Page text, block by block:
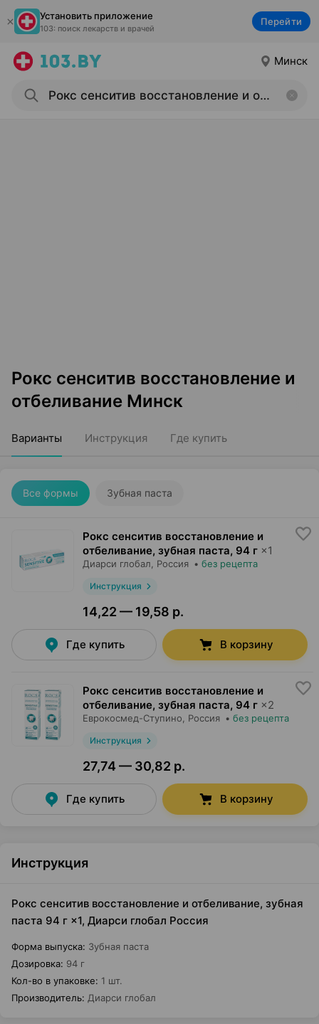
Установить приложение
103: поиск лекарств и врачей
Перейти
Минск
Рокс сенситив восстановление и
отбеливание Минск
Варианты Инструкция Где купить
Все формы Зубная паста
Рокс сенситив восстановление и
отбеливание, зубная паста, 94 г ×1
Диарси глобал , Россия • без рецепта
Инструкция
14,22 — 19,58 р.
Где купить В корзину
Рокс сенситив восстановление и
отбеливание, зубная паста, 94 г ×2
Еврокосмед-Ступино , Россия • без рецепта
Инструкция
27,74 — 30,82 р.
Где купить В корзину
Инструкция
Рокс сенситив восстановление и отбеливание, зубная
паста 94 г ×1, Диарси глобал Россия
Форма выпуска: Зубная паста
Дозировка: 94 г
Кол-во в упаковке: 1 шт.
Производитель: Диарси глобал